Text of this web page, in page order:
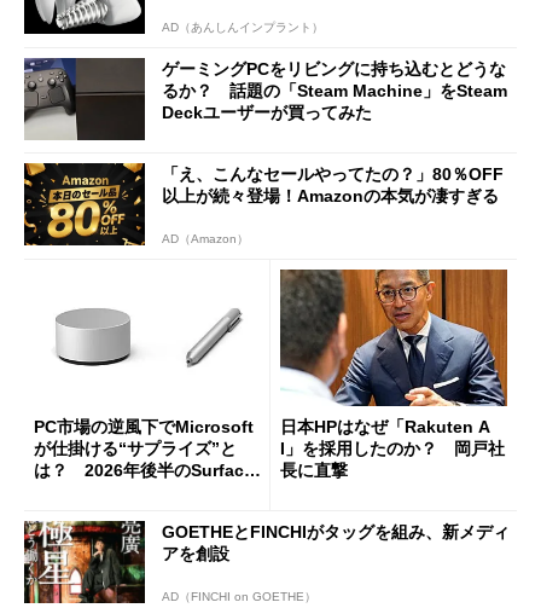
AD（あんしんインプラント）
ゲーミングPCをリビングに持ち込むとどうな
るか？ 話題の「Steam Machine」をSteam
Deckユーザーが買ってみた
「え、こんなセールやってたの？」80％OFF
以上が続々登場！Amazonの本気が凄すぎる
AD（Amazon）
PC市場の逆風下でMicrosoft
が仕掛ける“サプライズ”と
は？ 2026年後半のSurface
日本HPはなぜ「Rakuten A
I」を採用したのか？ 岡戸社
長に直撃
GOETHEとFINCHIがタッグを組み、新メディ
アを創設
AD（FINCHI on GOETHE）